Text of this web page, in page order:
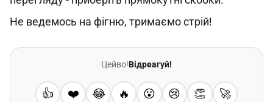
Не ведемось на фігню, тримаємо стрій!
Цейво!Відреагуй!
👍 ❤️ 😂 🔥 😮 😢 👏 🚀